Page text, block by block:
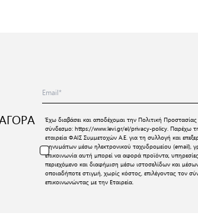
Έχω διαβάσει και αποδέχομαι την Πολιτική
σύνδεσμο:https://www.levi.gr/el/privacy-policy. Παρέχω
εταιρεία ΦΑΙΣ Συμμετοχών Α.Ε. για τη συλλογή και
μηνυμάτων μέσω ηλεκτρονικού ταχυδρομείου (email),
επικοινωνία αυτή μπορεί να αφορά προϊόντα,
περιεχόμενο και διαφήμιση μέσω ιστοσελίδων και
οποιαδήποτε στιγμή, χωρίς κόστος, επιλέγοντας τον
επικοινωνώντας με την Εταιρεία.